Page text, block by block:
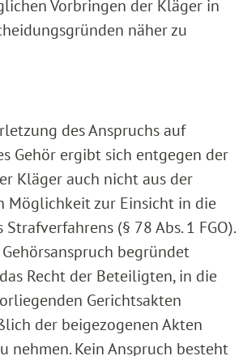
Vorbringen der Kläger in
näher zu
des Anspruchs auf
Gehör ergibt sich entgegen der
Kläger auch nicht aus der
Möglichkeit zur Einsicht in die
(§ 78 Abs. 1 FGO).
begründet
Recht der Beteiligten, in die
Gerichtsakten
der beigezogenen Akten
nehmen. Kein Anspruch besteht